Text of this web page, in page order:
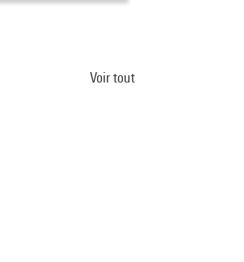
Voir tout